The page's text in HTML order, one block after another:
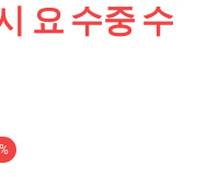
요 수중 수